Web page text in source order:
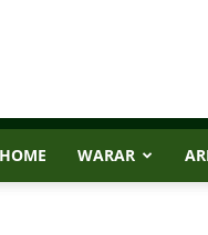
HOME WARAR